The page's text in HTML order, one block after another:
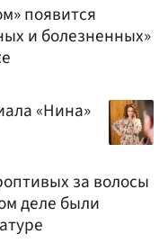
появится
и болезненных»
«Нина»
за волосы
деле были